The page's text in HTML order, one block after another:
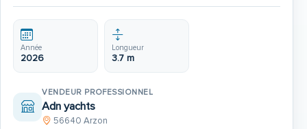
Année
2026
Longueur
3.7 m
VENDEUR PROFESSIONNEL
Adn yachts
56640 Arzon